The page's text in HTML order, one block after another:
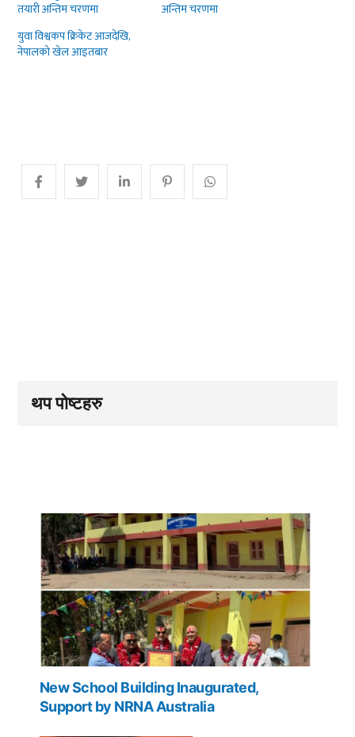
तयारी अन्तिम चरणमा
अन्तिम चरणमा
युवा विश्वकप क्रिकेट आजदेखि,
नेपालको खेल आइतबार
थप पोष्टहरु
New School Building Inaugurated,
Support by NRNA Australia